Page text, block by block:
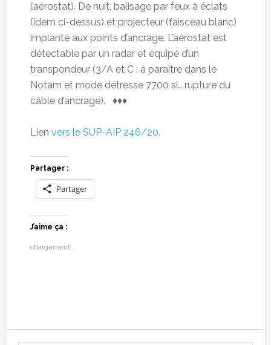
l’aérostat). De nuit, balisage par feux à éclats
(idem ci-dessus) et projecteur (faisceau blanc)
implanté aux points d’ancrage. L’aérostat est
détectable par un radar et équipé d’un
transpondeur (3/A et C : à paraître dans le
Notam et mode détresse 7700 si… rupture du
câble d’ancrage). ♦♦♦
Lien vers le SUP-AIP 246/20.
Partager :
Partager
J’aime ça :
chargement…